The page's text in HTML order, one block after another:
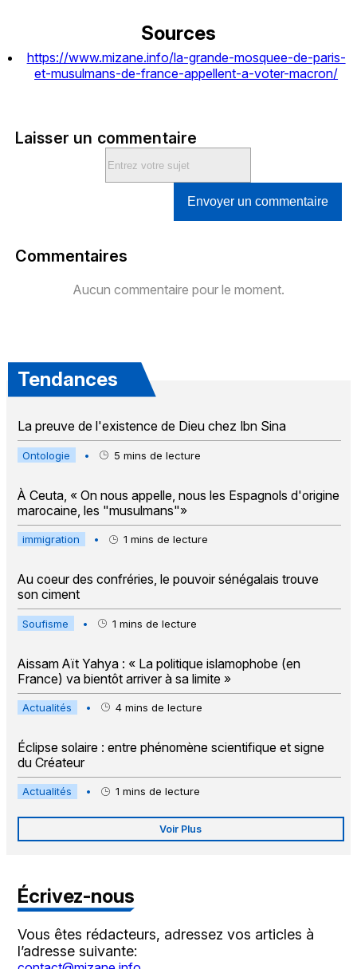
Sources
https://www.mizane.info/la-grande-mosquee-de-paris-
et-musulmans-de-france-appellent-a-voter-macron/
Laisser un commentaire
Envoyer un commentaire
Commentaires
Aucun commentaire pour le moment.
Tendances
La preuve de l'existence de Dieu chez Ibn Sina
Ontologie • 5 mins de lecture
À Ceuta, « On nous appelle, nous les Espagnols d'origine
marocaine, les "musulmans"»
immigration • 1 mins de lecture
Au coeur des confréries, le pouvoir sénégalais trouve
son ciment
Soufisme • 1 mins de lecture
Aissam Aït Yahya : « La politique islamophobe (en
France) va bientôt arriver à sa limite »
Actualités • 4 mins de lecture
Éclipse solaire : entre phénomène scientifique et signe
du Créateur
Actualités • 1 mins de lecture
Voir Plus
Écrivez-nous
Vous êtes rédacteurs, adressez vos articles à
l’adresse suivante: